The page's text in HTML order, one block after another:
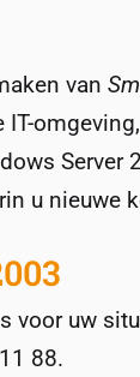
van
Server
u nieuwe
voor uw
88.